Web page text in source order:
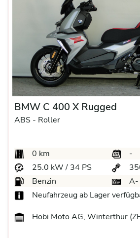
BMW C 400 X Rugged
ABS - Roller
0 km
-
25.0 kW / 34 PS
Benzin
A-
Neufahrzeug ab Lager
Hobi Moto AG, Winterthur